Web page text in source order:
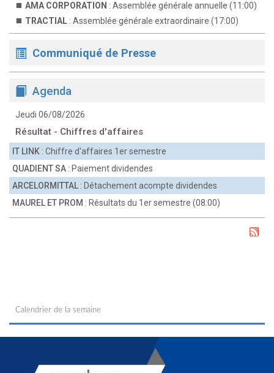
AMA CORPORATION : Assemblée générale annuelle (11:00)
TRACTIAL : Assemblée générale extraordinaire (17:00)
Communiqué de Presse
Agenda
Jeudi 06/08/2026
Résultat - Chiffres d'affaires
IT LINK : Chiffre d'affaires 1er semestre
QUADIENT SA : Paiement dividendes
ARCELORMITTAL : Détachement acompte dividendes
MAUREL ET PROM : Résultats du 1er semestre (08:00)
Calendrier de la semaine